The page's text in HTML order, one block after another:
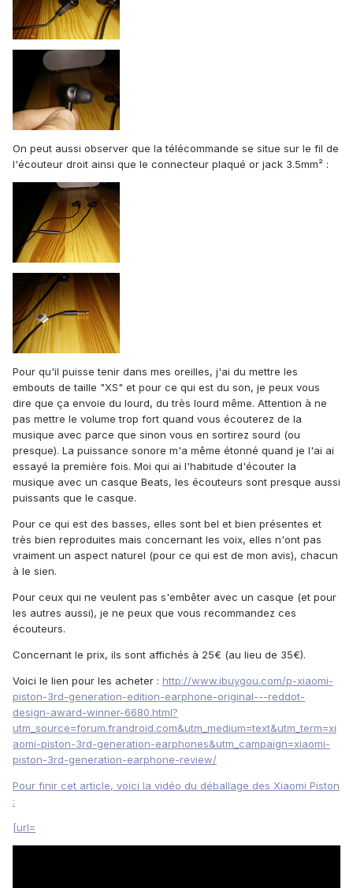
On peut aussi observer que la télécommande se situe sur le fil de
l'écouteur droit ainsi que le connecteur plaqué or jack 3.5mm² :
Pour qu'il puisse tenir dans mes oreilles, j'ai du mettre les
embouts de taille "XS" et pour ce qui est du son, je peux vous
dire que ça envoie du lourd, du très lourd même. Attention à ne
pas mettre le volume trop fort quand vous écouterez de la
musique avec parce que sinon vous en sortirez sourd (ou
presque). La puissance sonore m'a même étonné quand je l'ai ai
essayé la première fois. Moi qui ai l'habitude d'écouter la
musique avec un casque Beats, les écouteurs sont presque aussi
puissants que le casque.
Pour ce qui est des basses, elles sont bel et bien présentes et
très bien reproduites mais concernant les voix, elles n'ont pas
vraiment un aspect naturel (pour ce qui est de mon avis), chacun
à le sien.
Pour ceux qui ne veulent pas s'embêter avec un casque (et pour
les autres aussi), je ne peux que vous recommandez ces
écouteurs.
Concernant le prix, ils sont affichés à 25€ (au lieu de 35€).
Voici le lien pour les acheter : http://www.ibuygou.com/p-xiaomi-
piston-3rd-generation-edition-earphone-original---reddot-
design-award-winner-6680.html?
utm_source=forum.frandroid.com&utm_medium=text&utm_term=xi
aomi-piston-3rd-generation-earphones&utm_campaign=xiaomi-
piston-3rd-generation-earphone-review/
Pour finir cet article, voici la vidéo du déballage des Xiaomi Piston
:
[url=